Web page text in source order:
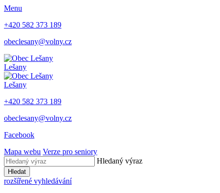
Menu
+420 582 373 189
obeclesany@volny.cz
Lešany
Lešany
+420 582 373 189
obeclesany@volny.cz
Facebook
Mapa webu Verze pro seniory
Hledaný výraz
Hledat
rozšířené vyhledávání